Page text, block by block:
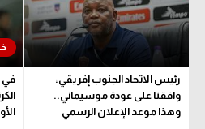
رئيس الاتحاد الجنوب إفريقي:
وافقنا على عودة موسيماني..
وهذا موعد الإعلان الرسمي
في